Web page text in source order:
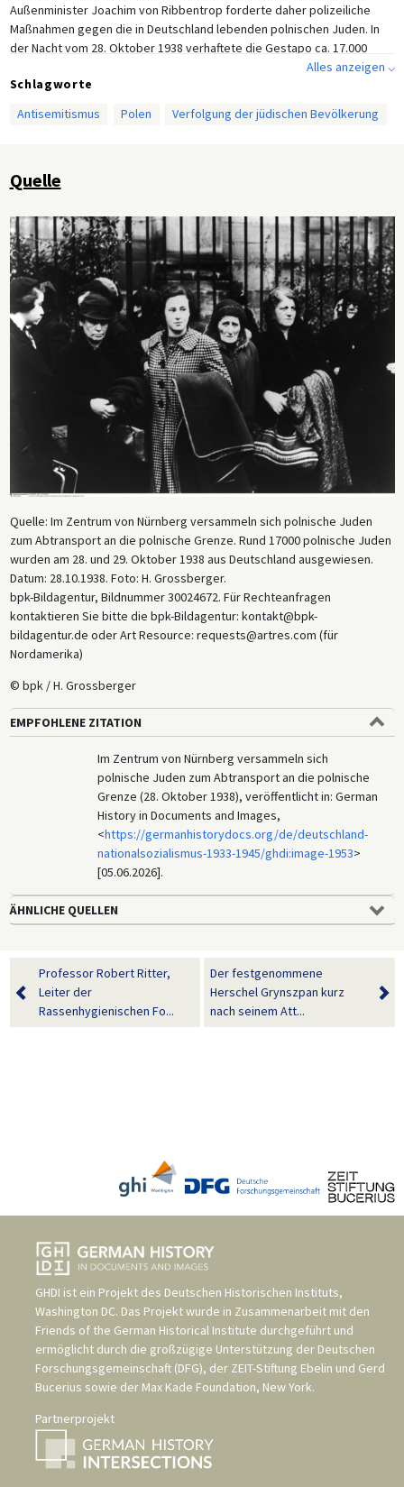
Außenminister Joachim von Ribbentrop forderte daher polizeiliche
Maßnahmen gegen die in Deutschland lebenden polnischen Juden. In
der Nacht vom 28. Oktober 1938 verhaftete die Gestapo ca. 17.000
Juden polnischer Herkunft, um sie nach Polen zu deportieren. Polen
schloß jedoch am 31. Oktober seine Grenzen, sodass der Großteil der
Zbaszyn (Bentschen) ausgesetzt wurde. Da die polnische Regierung
Situation geklärt wurde.
Alles anzeigen ⌵
Schlagworte
Antisemitismus
Polen Verfolgung der jüdischen Bevölkerung
Quelle
Quelle: Im Zentrum von Nürnberg versammeln sich polnische Juden
zum Abtransport an die polnische Grenze. Rund 17000 polnische Juden
wurden am 28. und 29. Oktober 1938 aus Deutschland ausgewiesen.
Datum: 28.10.1938. Foto: H. Grossberger.
bpk-Bildagentur, Bildnummer 30024672. Für Rechteanfragen
kontaktieren Sie bitte die bpk-Bildagentur: kontakt@bpk-
bildagentur.de oder Art Resource: requests@artres.com (für
Nordamerika)
© bpk / H. Grossberger
EMPFOHLENE ZITATION
Im Zentrum von Nürnberg versammeln sich
polnische Juden zum Abtransport an die polnische
Grenze (28. Oktober 1938), veröffentlicht in: German
History in Documents and Images,
<https://germanhistorydocs.org/de/deutschland-
nationalsozialismus-1933-1945/ghdi:image-1953>
[05.06.2026].
ÄHNLICHE QUELLEN
Professor Robert Ritter,
Leiter der
Rassenhygienischen Fo...
Der festgenommene
Herschel Grynszpan kurz
nach seinem Att...
GHDI ist ein Projekt des Deutschen Historischen Instituts,
Washington DC. Das Projekt wurde in Zusammenarbeit mit den
Friends of the German Historical Institute durchgeführt und
ermöglicht durch die großzügige Unterstützung der Deutschen
Forschungsgemeinschaft (DFG), der ZEIT-Stiftung Ebelin und Gerd
Bucerius sowie der Max Kade Foundation, New York.
Partnerprojekt